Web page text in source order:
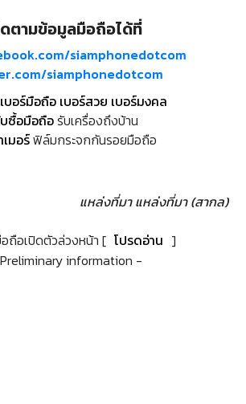
ตามข้อมูลมือถือได้ที่
siamphonedotcom
siamphonedotcom
บอร์มือถือ เบอร์สวย เบอร์มงคล
ซื้อมือถือรับเครื่องถึงบ้าน
มอร์ฟิล์มกระจกกันรอยมือถือ
แหล่งที่มา แหล่งที่มา (สากล)
ถือเปิดตัวล่วงหน้า [ โปรดอ่าน ]
information -